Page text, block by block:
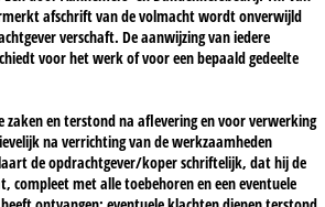
afschrift van de volmacht wordt onverwijld
verschaft. De aanwijzing van iedere
voor het werk of voor een bepaald gedeelte
zaken en terstond na aflevering en voor verwerking
na verrichting van de werkzaamheden
de opdrachtgever/koper schriftelijk, dat hij de
compleet met alle toebehoren en een eventuele